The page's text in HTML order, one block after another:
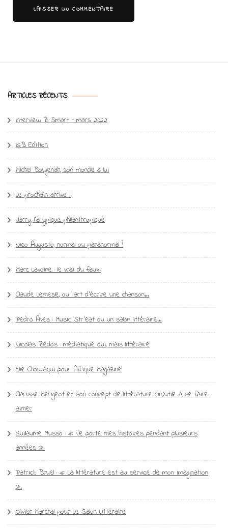
ARTICLES RÉCENTS
Interview B Smart – mars 2022
IGB Edition
Michel Boujenah, son monde à lui
Le prochain arrive !
Jarry, l’atypique philanthropique
Nico Augusto, normal ou paranormal ?
Marc Lavoine : le vrai du faux.
Claude Lemesle, ou l’art d’écrire une chanson…
Pedro Alves : Music Str’eat ou un salon littéraire…
Nicolas Bedos : médiatique oui, mais littéraire
Elie Chouraqui pour Afrique Magazine
Clarisse Merigeot et son concept de littérature (in)utile à se faire
aimer
Guillaume Musso : « Je porte mes histoires pendant plusieurs
années ».
Patrick Bruel : « La littérature est au service de mon imagination
».
Olivier Marchal pour Le Salon Littéraire